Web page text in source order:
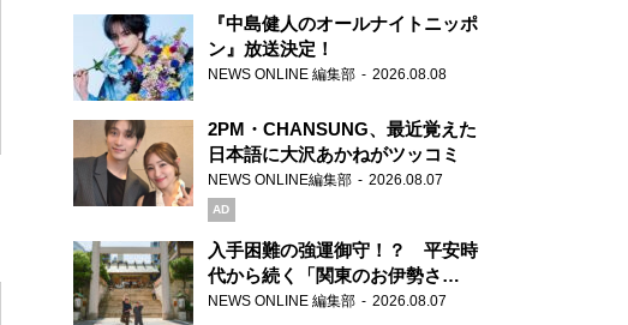
『中島健人のオールナイトニッポ
ン』放送決定！
NEWS ONLINE 編集部 2026.08.08
2PM・CHANSUNG、最近覚えた
日本語に大沢あかねがツッコミ
NEWS ONLINE編集部 2026.08.07
AD
入手困難の強運御守！？ 平安時
代から続く「関東のお伊勢さ
ま」、芝大神宮にてランパンプス
NEWS ONLINE 編集部 2026.08.07